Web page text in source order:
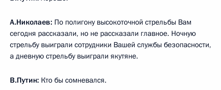
А.Николаев: По полигону высокоточной стрельбы Вам
сегодня рассказали, но не рассказали главное. Ночную
стрельбу выиграли сотрудники Вашей службы безопасности,
а дневную стрельбу выиграли якутяне.
В.Путин: Кто бы сомневался.